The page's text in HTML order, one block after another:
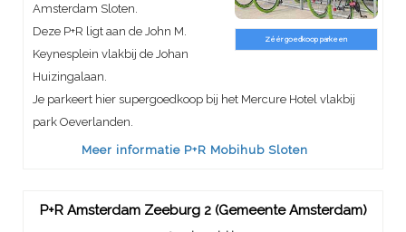
Zéér goedkoop parkeen
Amsterdam Sloten.
Deze P+R ligt aan de John M.
Keynesplein vlakbij de Johan
Huizingalaan.
Je parkeert hier supergoedkoop bij het Mercure Hotel vlakbij
park Oeverlanden.
Meer informatie P+R Mobihub Sloten
P+R Amsterdam Zeeburg 2 (Gemeente Amsterdam)